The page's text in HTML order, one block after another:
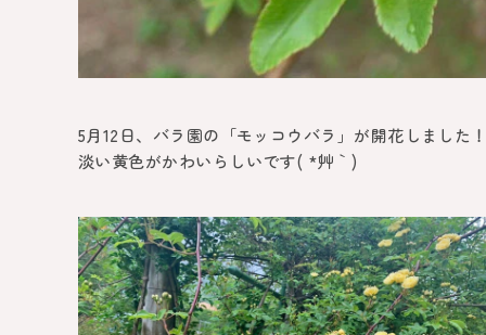
5月12日、バラ園の「モッコウバラ」が開花しました
淡い黄色がかわいらしいです( *´艸｀)